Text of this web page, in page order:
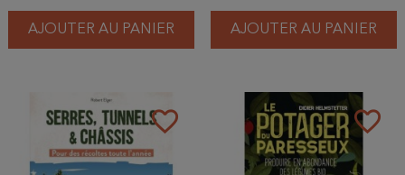
AJOUTER AU PANIER AJOUTER AU PANIER
favorite_border favorite_border